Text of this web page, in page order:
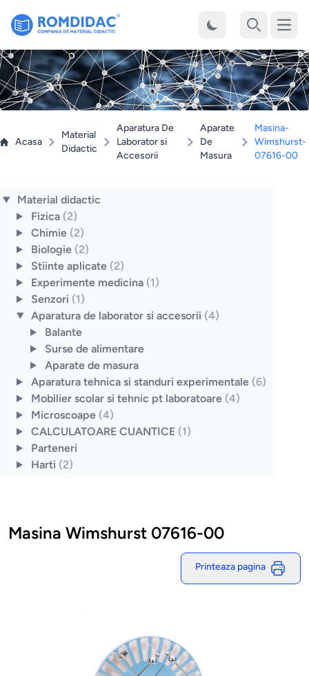
Acasa
Material
Didactic
Aparatura De
Laborator si
Accesorii
Aparate
De
Masura
Masina-
Wimshurst-
07616-00
Material didactic
Fizica (2)
Chimie (2)
Biologie (2)
Stiinte aplicate (2)
Experimente medicina (1)
Senzori (1)
Aparatura de laborator si accesorii (4)
Balante
Surse de alimentare
Aparate de masura
Aparatura tehnica si standuri experimentale (6)
Mobilier scolar si tehnic pt laboratoare (4)
Microscoape (4)
CALCULATOARE CUANTICE (1)
Parteneri
Harti (2)
Masina Wimshurst 07616-00
Printeaza pagina